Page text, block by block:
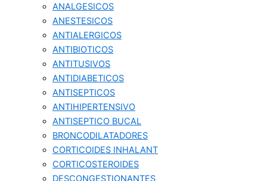
ANALGESICOS
ANESTESICOS
ANTIALERGICOS
ANTIBIOTICOS
ANTITUSIVOS
ANTIDIABETICOS
ANTISEPTICOS
ANTIHIPERTENSIVO
ANTISEPTICO BUCAL
BRONCODILATADORES
CORTICOIDES INHALANT
CORTICOSTEROIDES
DESCONGESTIONANTES